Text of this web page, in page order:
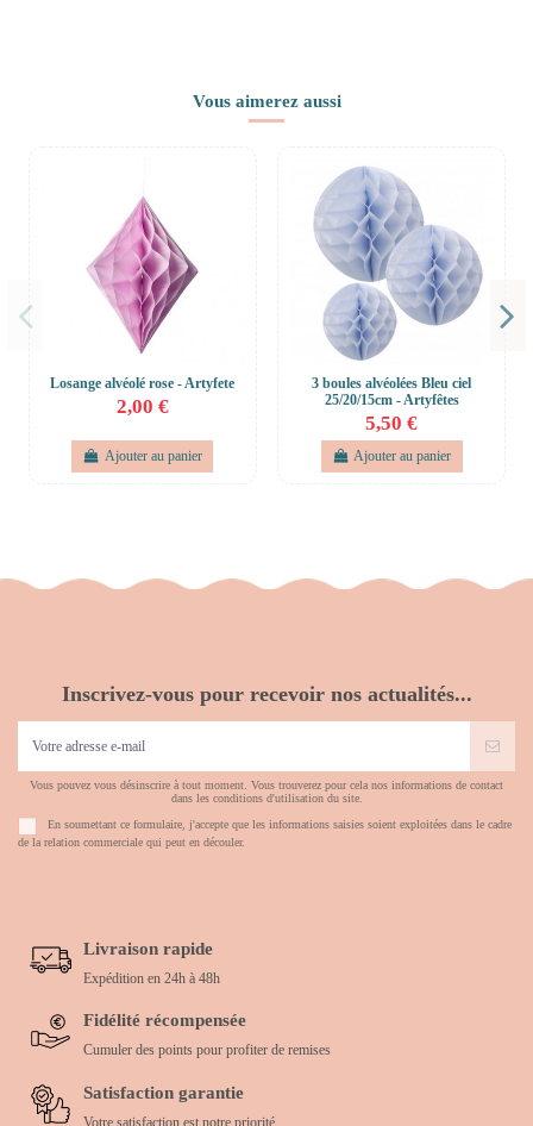
Vous aimerez aussi
Losange alvéolé rose - Artyfete
2,00 €
Ajouter au panier
3 boules alvéolées Bleu ciel
25/20/15cm - Artyfêtes
5,50 €
Ajouter au panier
Inscrivez-vous pour recevoir nos actualités...
Vous pouvez vous désinscrire à tout moment. Vous trouverez pour cela nos informations de contact
dans les conditions d'utilisation du site.
En soumettant ce formulaire, j'accepte que les informations saisies soient exploitées dans le cadre
de la relation commerciale qui peut en découler.
Livraison rapide
Expédition en 24h à 48h
Fidélité récompensée
Cumuler des points pour profiter de remises
Satisfaction garantie
Votre satisfaction est notre priorité